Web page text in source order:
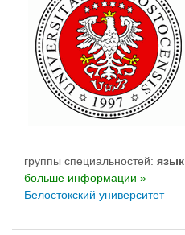
группы специальностей: язык
больше информации »
Белостокский университет